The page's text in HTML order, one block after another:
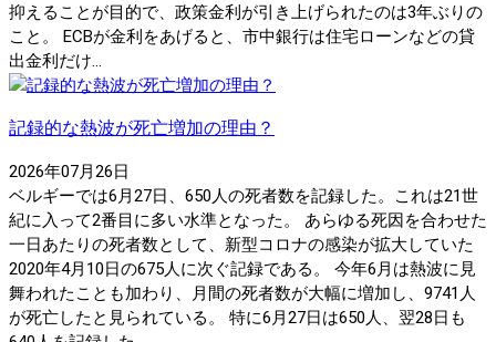
抑えることが目的で、政策金利が引き上げられたのは3年ぶりの
こと。 ECBが金利をあげると、市中銀行は住宅ローンなどの貸
出金利だけ...
記録的な熱波が死亡増加の理由？
2026年07月26日
ベルギーでは6月27日、650人の死者数を記録した。これは21世
紀に入って2番目に多い水準となった。 あらゆる死因を合わせた
一日あたりの死者数として、新型コロナの感染が拡大していた
2020年4月10日の675人に次ぐ記録である。 今年6月は熱波に見
舞われたことも加わり、月間の死者数が大幅に増加し、9741人
が死亡したと見られている。 特に6月27日は650人、翌28日も